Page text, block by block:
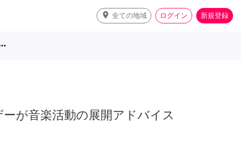
place 全ての地域 ログイン 新規登録
が音楽活動の展開アドバイス